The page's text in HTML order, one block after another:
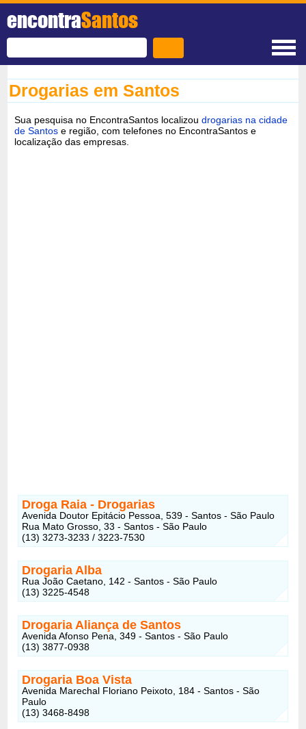
encontraSantos
Drogarias em Santos
Sua pesquisa no EncontraSantos localizoudrogarias na cidade
de Santos e região, com telefones no EncontraSantos e
localização das empresas.
Droga Raia - Drogarias
Avenida Doutor Epitácio Pessoa, 539 - Santos - São Paulo
Rua Mato Grosso, 33 - Santos - São Paulo
(13) 3273-3233 / 3223-7530
Drogaria Alba
Rua João Caetano, 142 - Santos - São Paulo
(13) 3225-4548
Drogaria Aliança de Santos
Avenida Afonso Pena, 349 - Santos - São Paulo
(13) 3877-0938
Drogaria Boa Vista
Avenida Marechal Floriano Peixoto, 184 - Santos - São
Paulo
(13) 3468-8498